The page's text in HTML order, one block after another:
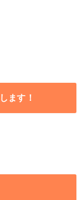
ます！